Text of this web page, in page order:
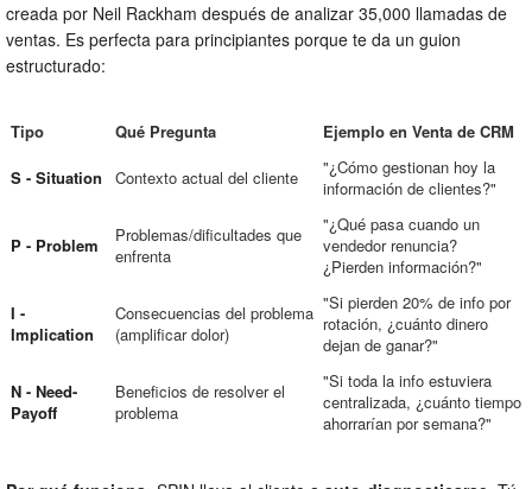
creada por Neil Rackham después de analizar 35,000 llamadas de
ventas. Es perfecta para principiantes porque te da un guion
estructurado:
Tipo Qué Pregunta Ejemplo en Venta de CRM
S - Situation Contexto actual del cliente
"¿Cómo gestionan hoy la
información de clientes?"
P - Problem
Problemas/dificultades que
enfrenta
"¿Qué pasa cuando un
vendedor renuncia?
¿Pierden información?"
I -
Implication
Consecuencias del problema
(amplificar dolor)
"Si pierden 20% de info por
rotación, ¿cuánto dinero
dejan de ganar?"
N - Need-
Payoff
Beneficios de resolver el
problema
"Si toda la info estuviera
centralizada, ¿cuánto tiempo
ahorrarían por semana?"